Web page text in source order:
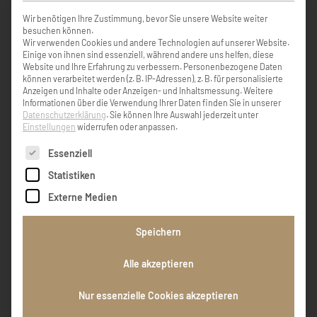
KONDOLENZBUCH ( 2 )
Liebe Annemarie-Danke das ich Dich kennen
lernen durfte.Du bleibst in meinen Herzen-
mit vielen schönen Erinnerungen.
Mit Bedauern haben wir von deinem Tod
erfahren. Wir sagen DANKE liebe Chefin für
dir. Wieder vereint mit deinem Gatten,
Wir benötigen Ihre Zustimmung, bevor Sie unsere Website weiter
besuchen können.
Wir verwenden Cookies und andere Technologien auf unserer Website.
Einige von ihnen sind essenziell, während andere uns helfen, diese
Website und Ihre Erfahrung zu verbessern. Personenbezogene Daten
können verarbeitet werden (z. B. IP-Adressen), z. B. für personalisierte
Anzeigen und Inhalte oder Anzeigen- und Inhaltsmessung.Weitere
Informationen über die Verwendung Ihrer Daten finden Sie in unserer
Datenschutzerklärung.Sie können Ihre Auswahl jederzeit unter
Einstellungen widerrufen oder anpassen.
Es folgt eine Liste der Service-Gruppen, für die eine
Essenziell
Statistiken
Externe Medien
Speichern
Alle akzeptieren
Nur essenzielle Cookies akzeptieren